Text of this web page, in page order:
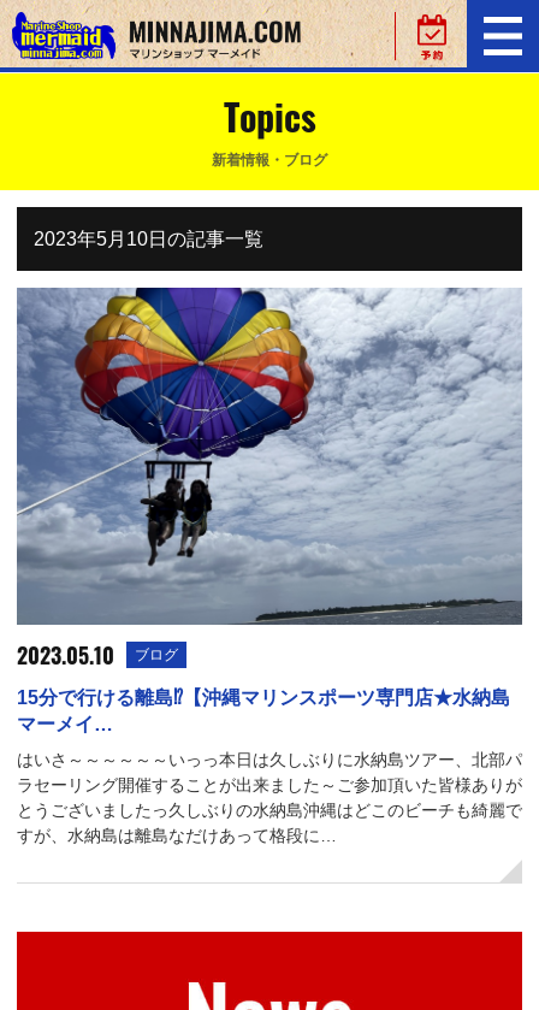
Topics
新着情報・ブログ
2023年5月10日の記事一覧
2023.05.10 ブログ
15分で行ける離島⁉【沖縄マリンスポーツ専門店★水納島
マーメイ…
はいさ～～～～～～いっっ本日は久しぶりに水納島ツアー、北部パ
ラセーリング開催することが出来ました～ご参加頂いた皆様ありが
とうございましたっ久しぶりの水納島沖縄はどこのビーチも綺麗で
すが、水納島は離島なだけあって格段に…